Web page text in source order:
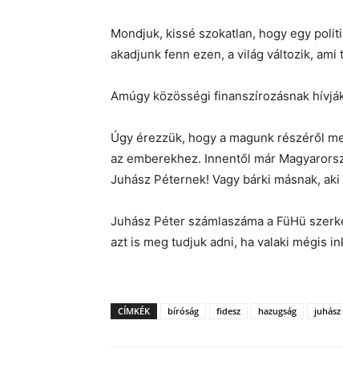
Mondjuk, kissé szokatlan, hogy egy
akadjunk fenn ezen, a világ változik,
Amúgy közösségi finanszírozásnak
Úgy érezzük, hogy a magunk részéről
az emberekhez. Innentől már
Juhász Péternek! Vagy bárki másnak,
Juhász Péter számlaszáma a FüHü
azt is meg tudjuk adni, ha valaki mégis
CÍMKÉK bíróság fidesz hazugság juhász